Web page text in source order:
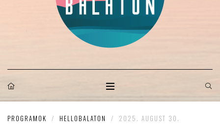
PROGRAMOK / HELLOBALATON / 2025. AUGUST 30.